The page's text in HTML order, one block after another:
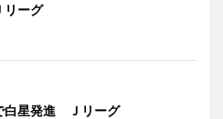
ーグ
白星発進 Ｊリーグ